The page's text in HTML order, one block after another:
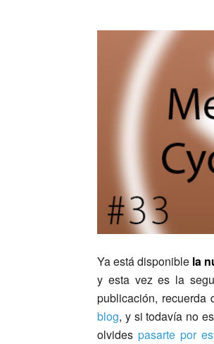
Ya está disponible la
y esta vez es la
publicación,
blog, y si todavía no
olvides pasarte por